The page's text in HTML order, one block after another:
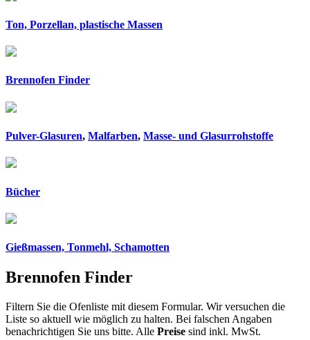
Ton, Porzellan, plastische Massen
Brennofen Finder
Pulver-Glasuren, Malfarben, Masse- und Glasurrohstoffe
Bücher
Gießmassen, Tonmehl, Schamotten
Brennofen Finder
Filtern Sie die Ofenliste mit diesem Formular. Wir versuchen die
Liste so aktuell wie möglich zu halten. Bei falschen Angaben
benachrichtigen Sie uns bitte. Alle Preise sind inkl. MwSt.